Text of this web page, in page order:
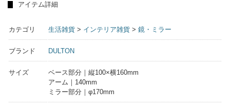
アイテム詳細
カテゴリ 生活雑貨 > インテリア雑貨 > 鏡・ミラー
ブランド DULTON
サイズ
ベース部分｜縦100×横160mm
アーム｜140mm
ミラー部分｜φ170mm